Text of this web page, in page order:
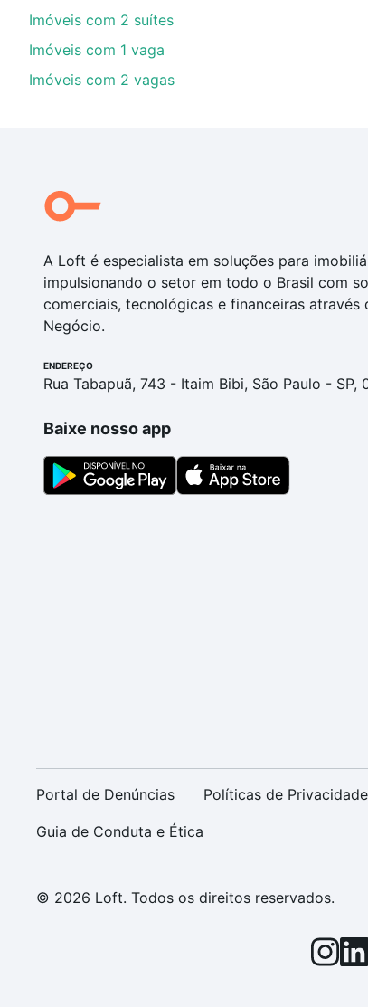
Imóveis com 2 suítes
Imóveis com 1 vaga
Imóveis com 2 vagas
A Loft é especialista em soluções para
impulsionando o setor em todo o Brasil com
comerciais, tecnológicas e financeiras através
Negócio.
ENDEREÇO
Rua Tabapuã, 743 - Itaim Bibi, São Paulo - SP,
Baixe nosso app
Portal de Denúncias Políticas de Privacidade
Guia de Conduta e Ética
© 2026 Loft. Todos os direitos reservados.